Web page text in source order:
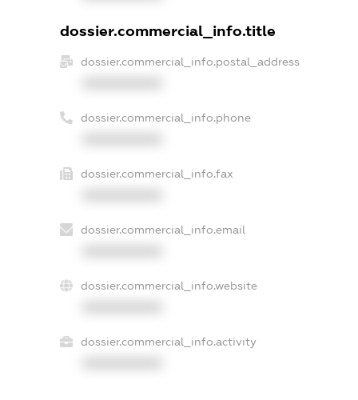
dossier.commercial_info.title
dossier.commercial_info.postal_address
dossier.commercial_info.phone
dossier.commercial_info.fax
dossier.commercial_info.email
dossier.commercial_info.website
dossier.commercial_info.activity